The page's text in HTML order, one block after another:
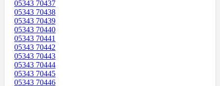
05343 70437
05343 70438
05343 70439
05343 70440
05343 70441
05343 70442
05343 70443
05343 70444
05343 70445
05343 70446